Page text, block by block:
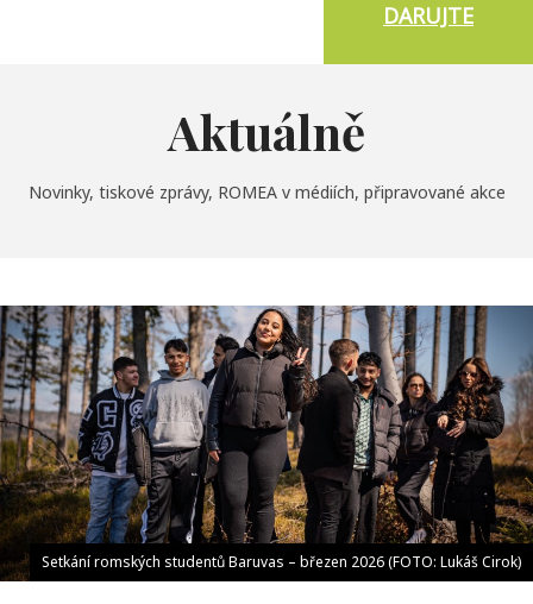
DARUJTE
Aktuálně
Novinky, tiskové zprávy, ROMEA v médiích, připravované akce
Setkání romských studentů Baruvas – březen 2026 (FOTO: Lukáš Cirok)